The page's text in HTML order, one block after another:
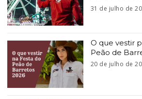
31 de julho de
O que vestir
Peão de
20 de julho de